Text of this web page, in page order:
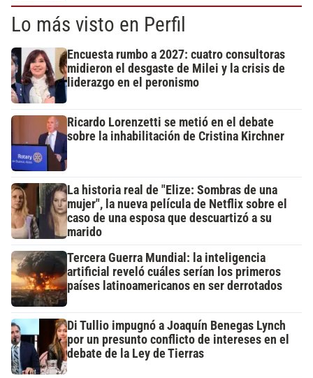
Lo más visto en Perfil
Encuesta rumbo a 2027: cuatro consultoras
midieron el desgaste de Milei y la crisis de
liderazgo en el peronismo
Ricardo Lorenzetti se metió en el debate
sobre la inhabilitación de Cristina Kirchner
La historia real de "Elize: Sombras de una
mujer", la nueva película de Netflix sobre el
caso de una esposa que descuartizó a su
marido
Tercera Guerra Mundial: la inteligencia
artificial reveló cuáles serían los primeros
países latinoamericanos en ser derrotados
Di Tullio impugnó a Joaquín Benegas Lynch
por un presunto conflicto de intereses en el
debate de la Ley de Tierras